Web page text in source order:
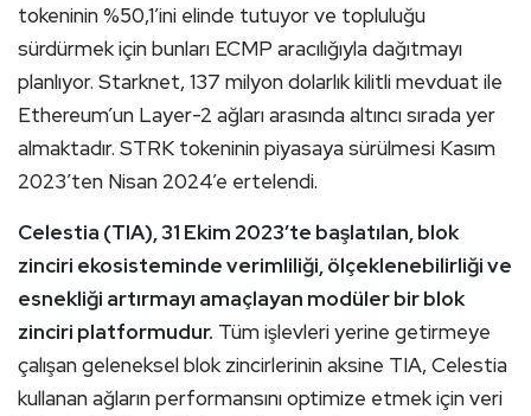
tokeninin %50,1’ini elinde tutuyor ve topluluğu
sürdürmek için bunları ECMP aracılığıyla dağıtmayı
planlıyor. Starknet, 137 milyon dolarlık kilitli mevduat ile
Ethereum’un Layer-2 ağları arasında altıncı sırada yer
almaktadır. STRK tokeninin piyasaya sürülmesi Kasım
2023’ten Nisan 2024’e ertelendi.
Celestia (TIA), 31 Ekim 2023’te başlatılan, blok
zinciri ekosisteminde verimliliği, ölçeklenebilirliği ve
esnekliği artırmayı amaçlayan modüler bir blok
zinciri platformudur. Tüm işlevleri yerine getirmeye
çalışan geleneksel blok zincirlerinin aksine TIA, Celestia
kullanan ağların performansını optimize etmek için veri